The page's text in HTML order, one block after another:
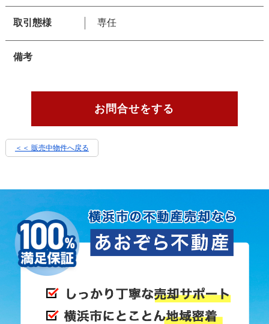
取引態様 専任
備考
お問合せをする
＜＜ 販売中物件へ戻る